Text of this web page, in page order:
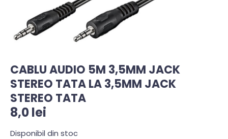
CABLU AUDIO 5M 3,5MM JACK
STEREO TATA LA 3,5MM JACK
STEREO TATA
8,0lei
Disponibil din stoc